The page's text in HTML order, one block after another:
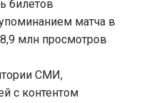
билетов
матча в
млн просмотров
СМИ,
с контентом